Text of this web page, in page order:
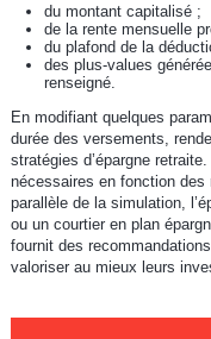
du montant capitalisé ;
de la rente mensuelle
du plafond de la
des plus-values
renseigné.
En modifiant quelques
durée des versements,
stratégies d’épargne
nécessaires en fonction
parallèle de la simulation,
ou un courtier en plan
fournit des
valoriser au mieux leurs